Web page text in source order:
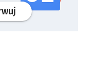
profilgoogle news